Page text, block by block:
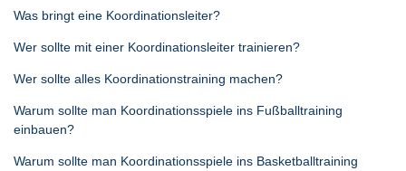
Was bringt eine Koordinationsleiter?
Wer sollte mit einer Koordinationsleiter trainieren?
Wer sollte alles Koordinationstraining machen?
Warum sollte man Koordinationsspiele ins Fußballtraining
einbauen?
Warum sollte man Koordinationsspiele ins Basketballtraining